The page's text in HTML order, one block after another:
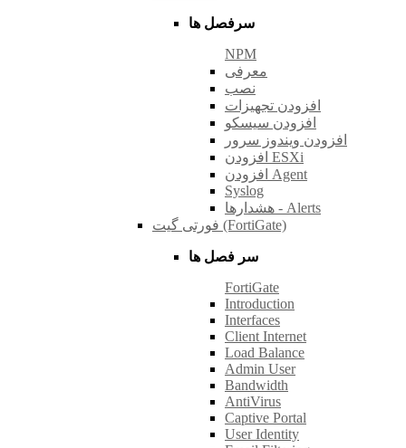
سرفصل ها
NPM
معرفی
نصب
افزودن تجهیزات
افزودن سیسکو
افزودن ویندوز سرور
افزودن ESXi
افزودن Agent
Syslog
هشدارها - Alerts
فورتی گیت (FortiGate)
سر فصل ها
FortiGate
Introduction
Interfaces
Client Internet
Load Balance
Admin User
Bandwidth
AntiVirus
Captive Portal
User Identity